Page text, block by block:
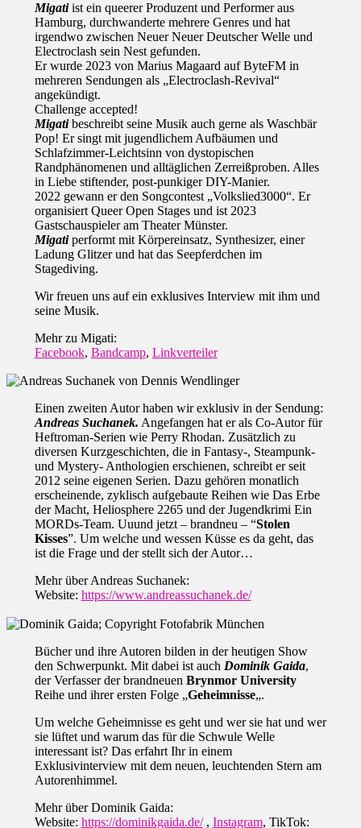
Migatiist ein queerer Produzent und Performer aus
Hamburg, durchwanderte mehrere Genres und hat
irgendwo zwischen Neuer Neuer Deutscher Welle und
Electroclash sein Nest gefunden.
Er wurde 2023 von Marius Magaard auf ByteFM in
mehreren Sendungen als „Electroclash-Revival“
angekündigt.
Challenge accepted!
Migatibeschreibt seine Musik auch gerne als Waschbär
Pop! Er singt mit jugendlichem Aufbäumen und
Schlafzimmer-Leichtsinn von dystopischen
Randphänomenen und alltäglichen Zerreißproben. Alles
in Liebe stiftender, post-punkiger DIY-Manier.
2022 gewann er den Songcontest „Volkslied3000“. Er
organisiert Queer Open Stages und ist 2023
Gastschauspieler am Theater Münster.
Migatiperformt mit Körpereinsatz, Synthesizer, einer
Ladung Glitzer und hat das Seepferdchen im
Stagediving.
Wir freuen uns auf ein exklusives Interview mit ihm und
seine Musik.
Mehr zu Migati:
Facebook, Bandcamp, Linkverteiler
Einen zweiten Autor haben wir exklusiv in der Sendung:
Andreas Suchanek. Angefangen hat er als Co-Autor für
Heftroman-Serien wie Perry Rhodan. Zusätzlich zu
diversen Kurzgeschichten, die in Fantasy-, Steampunk-
und Mystery- Anthologien erschienen, schreibt er seit
2012 seine eigenen Serien. Dazu gehören monatlich
erscheinende, zyklisch aufgebaute Reihen wie Das Erbe
der Macht, Heliosphere 2265 und der Jugendkrimi Ein
MORDs-Team. Uuund jetzt – brandneu – “Stolen
Kisses”. Um welche und wessen Küsse es da geht, das
ist die Frage und der stellt sich der Autor…
Mehr über Andreas Suchanek:
Website: https://www.andreassuchanek.de/
Bücher und ihre Autoren bilden in der heutigen Show
den Schwerpunkt. Mit dabei ist auch Dominik Gaida,
der Verfasser der brandneuen Brynmor University
Reihe und ihrer ersten Folge „Geheimnisse„.
Um welche Geheimnisse es geht und wer sie hat und wer
sie lüftet und warum das für die Schwule Welle
interessant ist? Das erfahrt Ihr in einem
Exklusivinterview mit dem neuen, leuchtenden Stern am
Autorenhimmel.
Mehr über Dominik Gaida:
Website: https://dominikgaida.de/, Instagram, TikTok: